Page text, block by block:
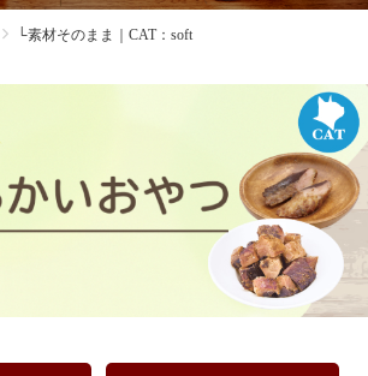
└素材そのまま｜CAT：soft